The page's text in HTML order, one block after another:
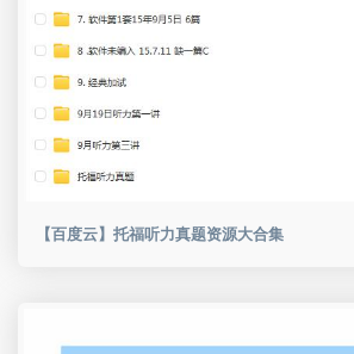
【百度云】托福听力真题资源大合集